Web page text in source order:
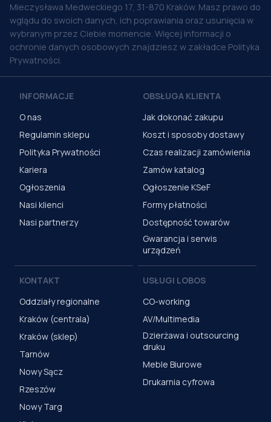
Mieczysława Medweckiego 17, 31-870 Kraków. Masz prawo do
wglądu do swoich danych, ich poprawiania oraz usunięcia w
wybranym przez Ciebie momencie. Więcej informacji o
ochronie danych osobowych znajdziesz w zakładce Polityka
Prywatności.
INFORMACJE
O nas
Regulamin sklepu
Polityka Prywatności
Kariera
Ogłoszenia
Nasi klienci
Nasi partnerzy
OBSŁUGA KLIENTA
Jak dokonać zakupu
Koszt i sposoby dostawy
Czas realizacji zamówienia
Zamów katalog
Ogłoszenie KSeF
Formy płatności
Dostępność towarów
Gwarancja i serwis
urządzeń
KONTAKT
Oddziały regionalne
Kraków (centrala)
Kraków (sklep)
Tarnów
Nowy Sącz
Rzeszów
Nowy Targ
USŁUGI LOBOS
CO-working
AV/Multimedia
Dzierżawa i outsourcing
druku
Meble Biurowe
Drukarnia cyfrowa